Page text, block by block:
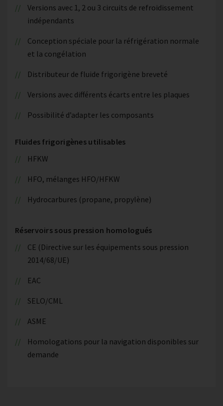
Versions avec 1, 2 ou 3 circuits de refroidissement
indépendants
Conception spéciale pour la réfrigération normale
et la congélation
Distributeur de fluide frigorigène breveté
Versions avec différents écarts entre les plaques
Possibilité d’adapter les composants
Fluides frigorigènes utilisables
HFKW
HFO, mélanges HFO/HFKW
Hydrocarbures (propane, propylène)
Réservoirs sous pression homologués
CE (Directive sur les équipements sous pression
2014/68/UE)
EAC
SELO/CML
ASME
Homologations pour la navigation disponibles sur
demande